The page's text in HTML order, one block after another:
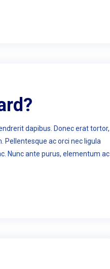
dapibus. Donec erat tortor,
Pellentesque ac orci nec ligula
Nunc ante purus, elementum ac